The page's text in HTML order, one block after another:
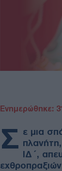
Ενημερώθηκε:
Σ ε μια
ΙΔ΄,